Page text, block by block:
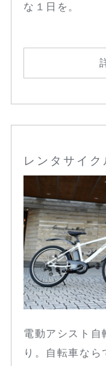
な１日を。
レンタサイク
電動アシスト自
り。自転車なら